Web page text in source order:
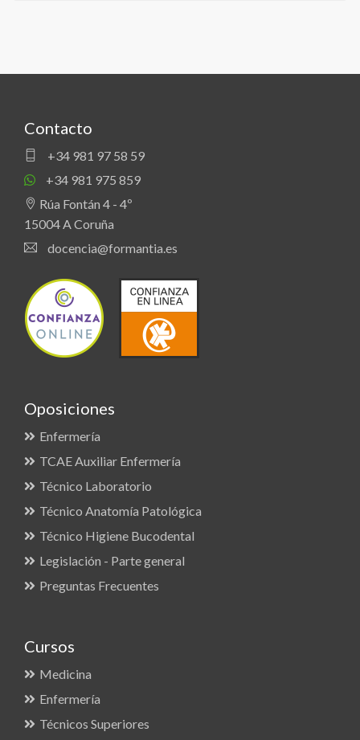
Contacto
+34 981 97 58 59
+34 981 975 859
Rúa Fontán 4 - 4º
15004 A Coruña
docencia@formantia.es
Oposiciones
Enfermería
TCAE Auxiliar Enfermería
Técnico Laboratorio
Técnico Anatomía Patológica
Técnico Higiene Bucodental
Legislación - Parte general
Preguntas Frecuentes
Cursos
Medicina
Enfermería
Técnicos Superiores